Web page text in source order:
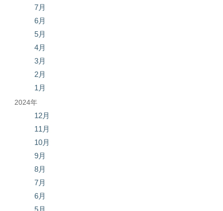
7月
6月
5月
4月
3月
2月
1月
2024年
12月
11月
10月
9月
8月
7月
6月
5月